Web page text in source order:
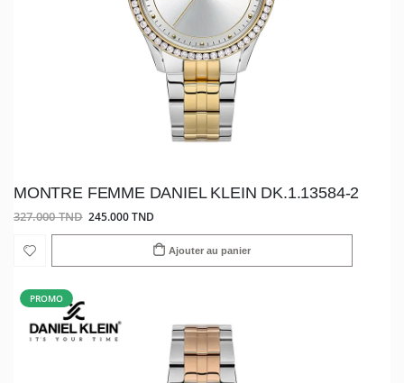
MONTRE FEMME DANIEL KLEIN DK.1.13584-2
327.000 TND 245.000 TND
Ajouter au panier
PROMO